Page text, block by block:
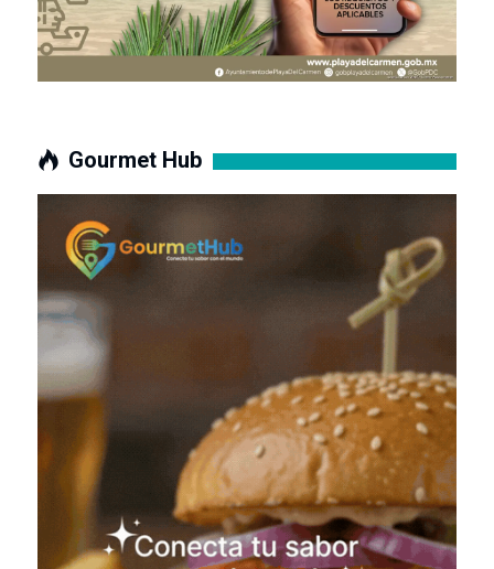
Gourmet Hub